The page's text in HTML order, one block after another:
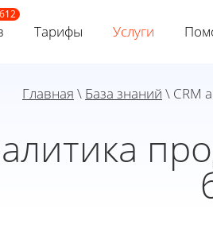
Тарифы Услуги
Главная \ База знаний \ CRM